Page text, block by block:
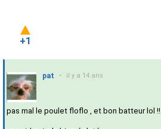
+1
pat • il y a 14 ans
pas mal le poulet floflo , et bon batteur lol !!